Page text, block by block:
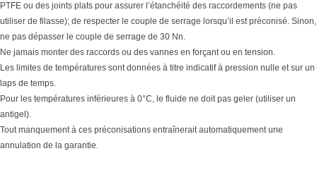
PTFE ou des joints plats pour assurer l’étanchéité des raccordements (ne pas
utiliser de filasse); de respecter le couple de serrage lorsqu’il est préconisé. Sinon,
ne pas dépasser le couple de serrage de 30 Nn.
Ne jamais monter des raccords ou des vannes en forçant ou en tension.
Les limites de températures sont données à titre indicatif à pression nulle et sur un
laps de temps.
Pour les températures inférieures à 0°C, le fluide ne doit pas geler (utiliser un
antigel).
Tout manquement à ces préconisations entraînerait automatiquement une
annulation de la garantie.